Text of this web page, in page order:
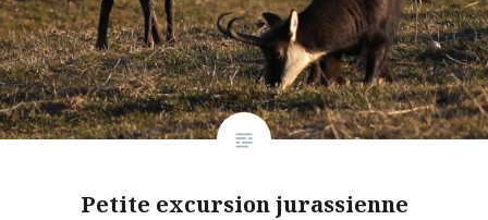
Petite excursion jurassienne